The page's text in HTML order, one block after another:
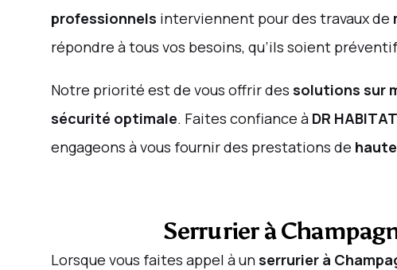
professionnels interviennent pour des travaux de
répondre à tous vos besoins, qu’ils soient
Notre priorité est de vous offrir des solutions sur
sécurité optimale. Faites confiance à DR HABITAT
engageons à vous fournir des prestations de
Serrurier à
Lorsque vous faites appel à un serrurier à